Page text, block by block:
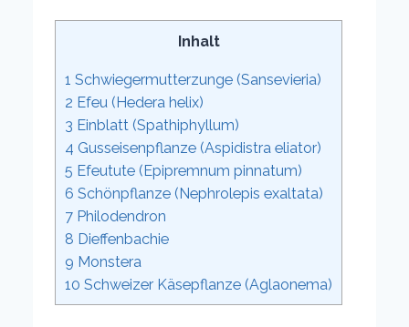
Inhalt
1 Schwiegermutterzunge (Sansevieria)
2 Efeu (Hedera helix)
3 Einblatt (Spathiphyllum)
4 Gusseisenpflanze (Aspidistra eliator)
5 Efeutute (Epipremnum pinnatum)
6 Schönpflanze (Nephrolepis exaltata)
7 Philodendron
8 Dieffenbachie
9 Monstera
10 Schweizer Käsepflanze (Aglaonema)